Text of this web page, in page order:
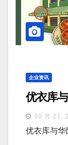
企业资讯
优衣库
10 月 21,
优衣库与